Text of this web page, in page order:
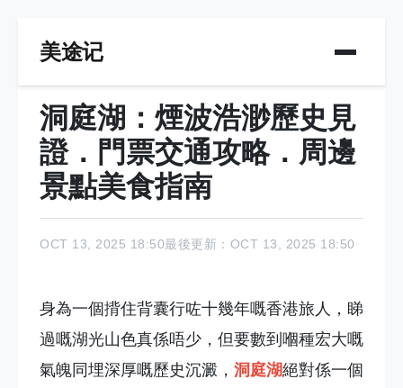
美途记
洞庭湖：煙波浩渺歷史見
證．門票交通攻略．周邊
景點美食指南
OCT 13, 2025 18:50最後更新：OCT 13, 2025 18:50
身為一個揹住背囊行咗十幾年嘅香港旅人，睇
過嘅湖光山色真係唔少，但要數到嗰種宏大嘅
氣魄同埋深厚嘅歷史沉澱， 洞庭湖絕對係一個